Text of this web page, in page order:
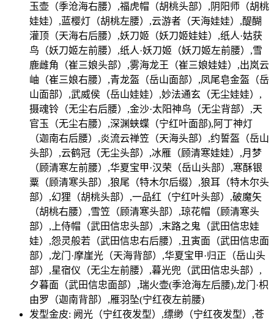
玉壶（季沧海右腰）,福虎帽（胡桃头部）,阴阳师（胡桃
娃娃）,蓝樱灯（胡桃左腰）,云游者（天海娃娃）,醍醐
灌顶（天海右后腰）,妖刀姬（妖刀姬娃娃）,纸人·姑获
鸟（妖刀姬左前腰）,纸人·妖刀姬（妖刀姬左前腰）,雪
鹿雌角（崔三娘头部）,雾海龙王（崔三娘娃娃）,出岚云
岫（崔三娘右腰）,青龙盔（岳山面部）,凤尾皂金盔（岳
山面部）,武威侯（岳山娃娃）,妙法通玄（无尘娃娃）,
摄魂铃（无尘右后腰）,金沙·太阳神鸟（无尘背部）,天
官玉（无尘右腰）,深渊蛱蝶（宁红叶面部),阿丁神灯
（迦南右后腰）,炎流云禅笠（天海头部）,约誓盔（岳山
头部）,云鹤冠（无尘头部）,冰雁（顾清寒娃娃）,月梦
（顾清寒左前腰）,华夏宝甲·汉荣（岳山头部）,寒酥银
粟（顾清寒头部）,狼尾（特木尔后缀）,狼耳（特木尔头
部）,幻狸（胡桃头部）,一品红（宁红叶头部）,破魔矢
（胡桃右腰）,雪笠（顾清寒头部）,琼花帽（顾清寒头
部）,上侍帽（武田信忠头部）,末路之鬼（武田信忠娃
娃）,怨灵般若（武田信忠右后腰）,丑寅面（武田信忠面
部）,龙门·摩崖光（天海背部）,华夏宝甲·归正（岳山头
部）,星宿仪（无尘左前腰）,暮光兜（武田信忠头部）,
夕暮面（武田信忠面部）,瑞火壶(季沧海左后腰),龙门·枳
由罗（迦南背部）,雁羽坠(宁红夜左前腰)
发型金皮: 阙光（宁红夜发型）,缥缈（宁红夜发型）,苍